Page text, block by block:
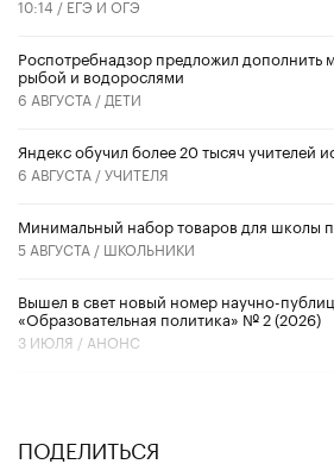
10:14 / ЕГЭ И ОГЭ
Роспотребнадзор предложил дополнить
рыбой и водорослями
6 АВГУСТА / ДЕТИ
​Яндекс обучил более 20 тысяч учителей
6 АВГУСТА /УЧИТЕЛЯ
Минимальный набор товаров для школы
5 АВГУСТА / ШКОЛЬНИКИ
Вышел в свет новый номер научно-
«Образовательная политика» № 2 (2026)
3 ИЮЛЯ / АНОНС
ПОДЕЛИТЬСЯ